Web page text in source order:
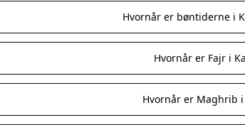
Hvornår er bøntiderne i
Hvornår er Fajr i
Hvornår er Maghrib i